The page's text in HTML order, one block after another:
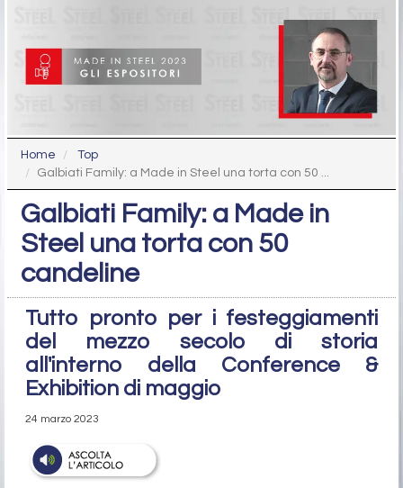
Home
Top
Galbiati Family: a Made in Steel una torta con 50 ...
Galbiati Family: a Made in
Steel una torta con 50
candeline
Tutto pronto per i festeggiamenti
del mezzo secolo di storia
all'interno della Conference &
Exhibition di maggio
24 marzo 2023